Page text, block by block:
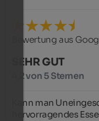
Bewertung aus
SEHR GUT
4,2 von 5 Sternen
Kann man
hervorragendes